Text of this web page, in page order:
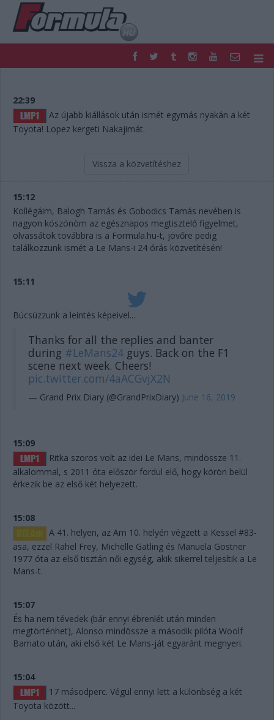
FORMULA
NEMZETKÖZI
HAZAI
RETRO
22:39
Az újabb kiállások után ismét egymás nyakán a két
Toyota! Lopez kergeti Nakajimát.
Vissza a közvetítéshez
15:12
Kollégáim, Balogh Tamás és Gobodics Tamás nevében is
nagyon köszönöm az egésznapos megtisztelő figyelmet,
olvassátok továbbra is a Formula.hu-t, jövőre pedig
találkozzunk ismét a Le Mans-i 24 órás közvetítésén!
15:11
Búcsúzzunk a leintés képeivel...
Thanks for all the replies and banter
during #LeMans24 guys. Back on the F1
scene next week. Cheers!
pic.twitter.com/4aACGvjX2N
— Grand Prix Diary (@GrandPrixDiary) June 16, 2019
15:09
Ritka szoros volt az idei Le Mans, mindössze 11.
alkalommal, s 2011 óta először fordul elő, hogy körön belül
érkezik be az első két helyezett.
15:08
A 41. helyen, az Am 10. helyén végzett a Kessel #83-
asa, ezzel Rahel Frey, Michelle Gatling és Manuela Gostner
1977 óta az első tisztán női egység, akik sikerrel teljesítik a Le
Mans-t.
15:07
És ha nem tévedek (bár ennyi ébrenlét után minden
megtörténhet), Alonso mindössze a második pilóta Woolf
Barnato után, aki első két Le Mans-ját egyaránt megnyeri.
15:04
17 másodperc. Végül ennyi lett a különbség a két
Toyota között...